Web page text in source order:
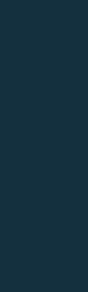
התכנית
ולהתחדשות
להוות מרחב
האדריכלית,
פעילות מסחרית
דירות קטנות
בנוסף, התכנית
מירבי, גובה
הבניינים
הקרקע
לצרכי רישום,
במגרשים
בת ים –